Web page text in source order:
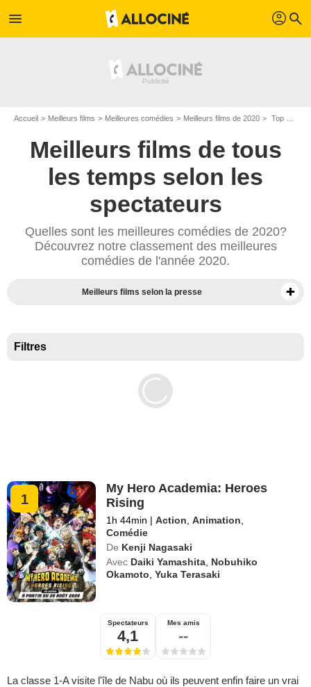
menu profil search
Accueil Meilleurs films Meilleures comédies Meilleurs films de 2020 Top comédies de 2020
Meilleurs films de tous
les temps selon les
spectateurs
Quelles sont les meilleures comédies de 2020?
Découvrez notre classement des meilleures
comédies de l'année 2020.
Meilleurs films selon la presse
Filtres
1
My Hero Academia: Heroes
Rising
1h 44min | Action ,Animation
Comédie
De Kenji Nagasaki
Avec Daiki Yamashita Nobuhiko
Okamoto ,Yuka Terasaki
Spectateurs
4,1
Mes amis
--
La classe 1-A visite l'île de Nabu où ils peuvent enfin faire un vrai